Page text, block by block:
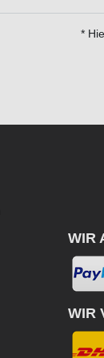
*
WIR
WIR